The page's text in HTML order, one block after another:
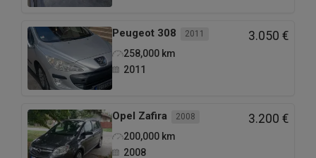
ABS, ESP
Peugeot 308 2011 3.050 €
258,000 km
2011
Opel Zafira 2008 3.200 €
200,000 km
2008